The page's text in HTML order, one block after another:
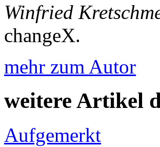
Winfried
changeX.
mehr zum Autor
weitere Artikel
Aufgemerkt